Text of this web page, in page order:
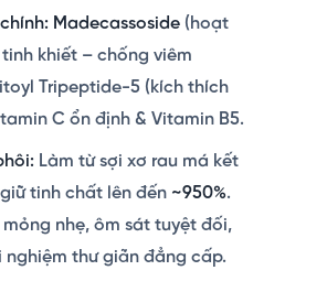
Madecassoside(hoạt
khiết – chống viêm
Tripeptide-5 (kích thích
C ổn định & Vitamin B5.
Làm từ sợi xơ rau má kết
tinh chất lên đến ~950%.
mỏng nhẹ, ôm sát tuyệt đối,
nghiệm thư giãn đẳng cấp.